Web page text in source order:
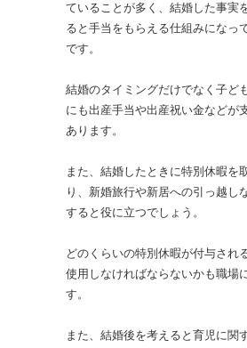
ていることが多く、結婚した事実
ると手当をもらえる仕組みになっ
です。
結婚のタイミングだけでなく子ど
にも出産手当や出産祝い金などが
あります。
また、結婚したときに特別休暇を
り、新婚旅行や新居への引っ越し
すると役に立つでしょう。
どのくらいの特別休暇が付与され
使用しなければならないかも職場
す。
また、結婚後を考えると育児に関